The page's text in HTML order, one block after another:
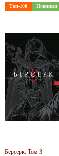
Топ-100 Новинки
Берсерк. Том 3